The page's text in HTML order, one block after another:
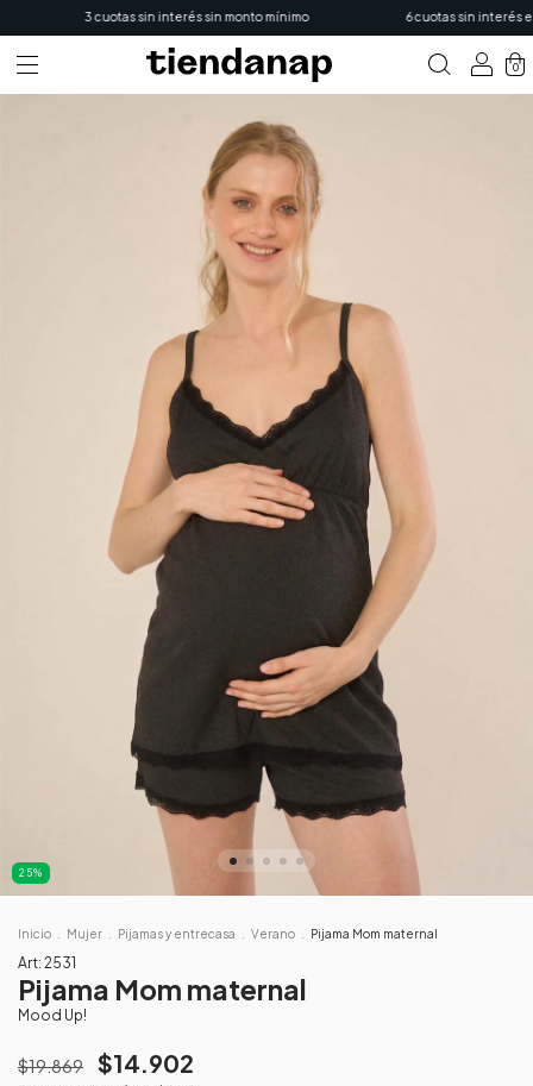
3 cuotas sin interés sin monto mínimo 6 cuotas sin interés en
0
25%
Inicio Mujer Pijamas y entrecasa Verano Pijama Mom maternal
Art: 2531
Pijama Mom maternal
Mood Up!
$19.869 $14.902